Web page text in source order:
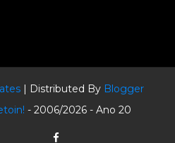
| Distributed By Blogger
- 2006/2026 - Ano 20